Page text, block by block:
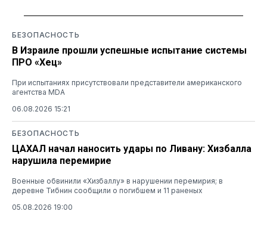
БЕЗОПАСНОСТЬ
В Израиле прошли успешные испытание системы
ПРО «Хец»
При испытаниях присутствовали представители американского
агентства MDA
06.08.2026 15:21
БЕЗОПАСНОСТЬ
ЦАХАЛ начал наносить удары по Ливану: Хизбалла
нарушила перемирие
Военные обвинили «Хизбаллу» в нарушении перемирия; в
деревне Тибнин сообщили о погибшем и 11 раненых
05.08.2026 19:00